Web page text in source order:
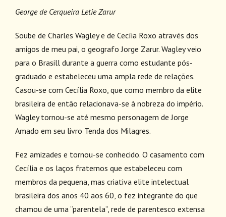
George de Cerqueira Letie Zarur
Soube de Charles Wagley e de Cecíia Roxo através dos
amigos de meu pai, o geografo Jorge Zarur. Wagley veio
para o Brasill durante a guerra como estudante pós-
graduado e estabeleceu uma ampla rede de relações.
Casou-se com Cecília Roxo, que como membro da elite
brasileira de então relacionava-se à nobreza do império.
Wagley tornou-se até mesmo personagem de Jorge
Amado em seu livro Tenda dos Milagres.
Fez amizades e tornou-se conhecido. O casamento com
Cecília e os laços fraternos que estabeleceu com
membros da pequena, mas criativa elite intelectual
brasileira dos anos 40 aos 60, o fez integrante do que
chamou de uma “parentela”, rede de parentesco extensa